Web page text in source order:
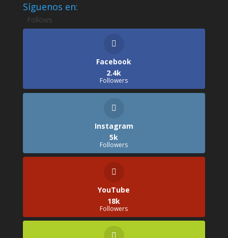
Síguenos en:
Follows
Facebook
2.4k
Followers
Instagram
5k
Followers
YouTube
18k
Followers